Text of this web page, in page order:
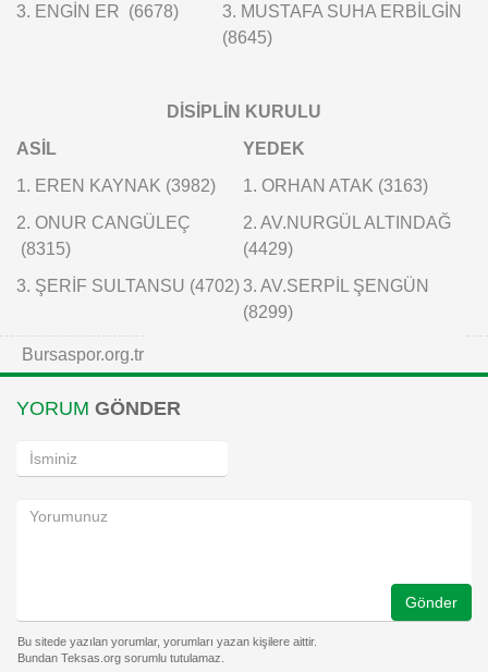
3. ENGİN ER (6678)
3. MUSTAFA SUHA ERBİLGİN
(8645)
DİSİPLİN KURULU
ASİL
YEDEK
1. EREN KAYNAK (3982)
1. ORHAN ATAK (3163)
2. ONUR CANGÜLEÇ
(8315)
2. AV.NURGÜL ALTINDAĞ
(4429)
3. ŞERİF SULTANSU (4702)3. AV.SERPİL ŞENGÜN
(8299)
Bursaspor.org.tr
YORUM GÖNDER
Gönder